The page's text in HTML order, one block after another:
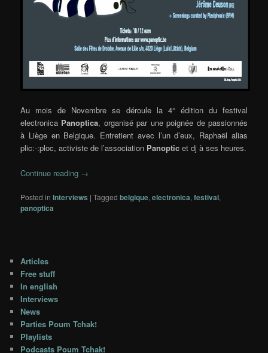
Au mois de Novembre se déroule la 4° édition du festival
electronica Panoptica, organisé par une poignée de passionnés
à Liège en Belgique. Entretient avec l’un d’eux, Raphaël alias
plic:-:ploc, activiste de l’association Panopticet dj à ses heures.
Continue reading →
Posted in Interviews |Tagged belgique,electronica,festival,
panoptica
Articles
Free stuff
In english
Interviews
News
Parties Poum Tchak!
Playlists
Podcasts Poum Tchak!